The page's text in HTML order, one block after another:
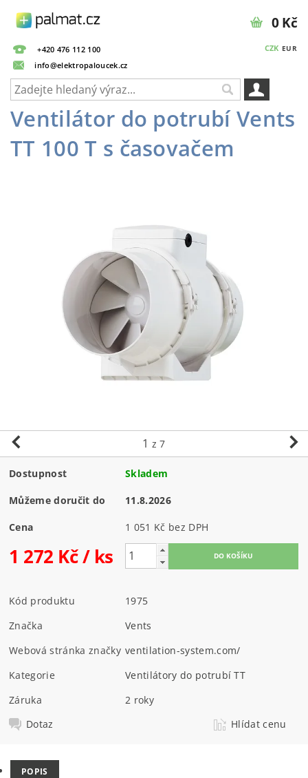
+420 476 112 100
info@elektropaloucek.cz
CZK EUR
0 Kč
Ventilátor do potrubí Vents
TT 100 T s časovačem
1 z 7
Dostupnost Skladem
Můžeme doručit do 11.8.2026
Cena 1 051 Kč bez DPH
1 272 Kč/ ks
Kód produktu
1975
Značka
Vents
Webová stránka značky ventilation-system.com/
Kategorie
Ventilátory do potrubí TT
Záruka
2 roky
Dotaz
Hlídat cenu
POPIS